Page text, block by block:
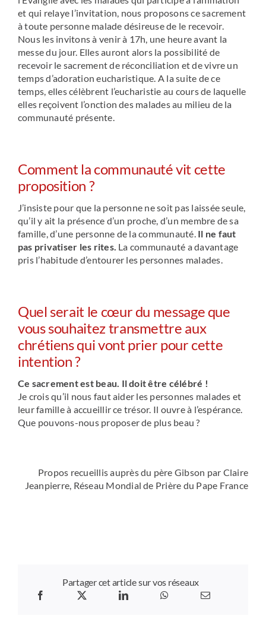
et qui relaye l’invitation, nous proposons ce sacrement
à toute personne malade désireuse de le recevoir.
Nous les invitons à venir à 17h, une heure avant la
messe du jour. Elles auront alors la possibilité de
recevoir le sacrement de réconciliation et de vivre un
temps d’adoration eucharistique. A la suite de ce
temps, elles célèbrent l’eucharistie au cours de laquelle
elles reçoivent l’onction des malades au milieu de la
communauté présente.
Comment la communauté vit cette
proposition ?
J’insiste pour que la personne ne soit pas laissée seule,
qu’il y ait la présence d’un proche, d’un membre de sa
famille, d’une personne de la communauté. Il ne faut
pas privatiser les rites. La communauté a davantage
pris l’habitude d’entourer les personnes malades.
Quel serait le cœur du message que
vous souhaitez transmettre aux
chrétiens qui vont prier pour cette
intention ?
Ce sacrement est beau. Il doit être célébré !
Je crois qu’il nous faut aider les personnes malades et
leur famille à accueillir ce trésor. Il ouvre à l’espérance.
Que pouvons-nous proposer de plus beau ?
Propos recueillis auprès du père Gibson par Claire
Jeanpierre, Réseau Mondial de Prière du Pape France
Partager cet article sur vos réseaux